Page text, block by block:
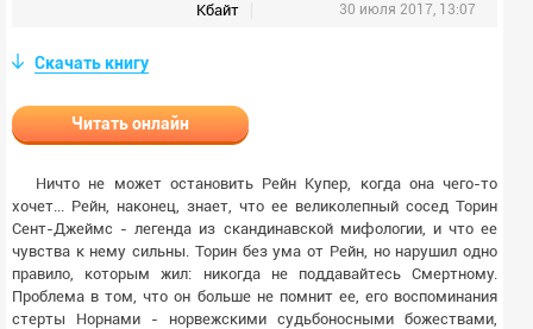
Кбайт
30 июля 2017, 13:07
Скачать книгу
Читать онлайн
Ничто не может остановить Рейн Купер, когда она чего-то
хочет... Рейн, наконец, знает, что ее великолепный сосед Торин
Сент-Джеймс - легенда из скандинавской мифологии, и что ее
чувства к нему сильны. Торин без ума от Рейн, но нарушил одно
правило, которым жил: никогда не поддавайтесь Смертному.
Проблема в том, что он больше не помнит ее, его воспоминания
стерты Норнами - норвежскими судьбоносными божествами,